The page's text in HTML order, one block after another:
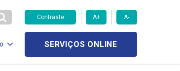
Contraste A+ A-
SERVIÇOS ONLINE